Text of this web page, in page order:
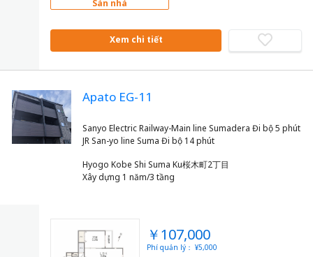
Sàn nhà
Xem chi tiết
Apato EG-11
Sanyo Electric Railway-Main line Sumadera Đi bộ 5 phút
Hyogo Kobe Shi Suma Ku桜木町2丁目
Xây dựng 1 năm/3 tầng
￥107,000
Phí quản lý： ¥5,000